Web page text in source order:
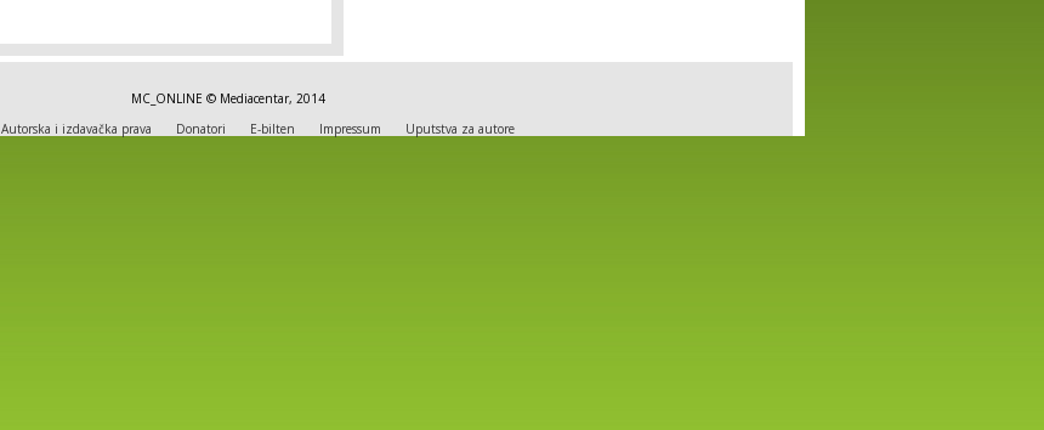
MC_ONLINE © Mediacentar, 2014
Autorska i izdavačka prava Donatori E-bilten Impressum Uputstva za autore